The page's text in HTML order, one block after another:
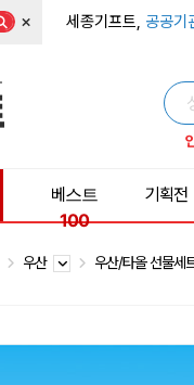
× 세종기프트, 공공기
베스트
100
기획전
우산 우산/타올 선물세